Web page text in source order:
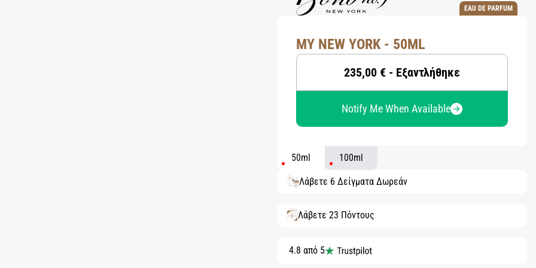
EAU DE PARFUM
MY NEW YORK - 50ML
235,00 € - Εξαντλήθηκε
Notify Me When Available
50ml 100ml
Λάβετε 6 Δείγματα Δωρεάν
Λάβετε 23 Πόντους
4.8 από 5